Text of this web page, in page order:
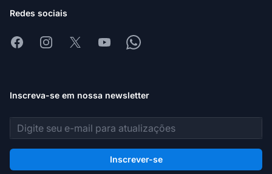
Redes sociais
FacebookInstagram
X YoutubeWhatsapp
Inscreva-se em nossa newsletter
Endereço de e-mail
Inscrever-se